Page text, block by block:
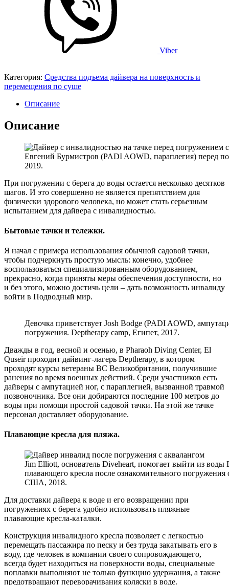
Viber
Категория: Средства подъема дайвера на поверхность и
перемещения по суше
Описание
Описание
Евгений Бурмистров (PADI AOWD, параплегия) перед
2019.
При погружении с берега до воды остается несколько десятков
шагов. И это совершенно не является препятствием для
физически здорового человека, но может стать серьезным
испытанием для дайвера с инвалидностью.
Бытовые тачки и тележки.
Я начал с примера использования обычной садовой тачки,
чтобы подчеркнуть простую мысль: конечно, удобнее
воспользоваться специализированным оборудованием,
прекрасно, когда приняты меры обеспечения доступности, но
и без этого, можно достичь цели – дать возможность инвалиду
войти в Подводный мир.
Девочка приветствует Josh Bodge (PADI AOWD,
погружения. Deptherapy camp, Египет, 2017.
Дважды в год, весной и осенью, в Pharaoh Diving Center, El
Quseir проходит дайвинг-лагерь Deptherapy, в котором
проходят курсы ветераны ВС Великобритании, получившие
ранения во время военных действий. Среди участников есть
дайверы с ампутацией ног, с параплегией, вызванной травмой
позвоночника. Все они добираются последние 100 метров до
воды при помощи простой садовой тачки. На этой же тачке
персонал доставляет оборудование.
Плавающие кресла для пляжа.
Jim Elliott, основатель Diveheart, помогает выйти из
плавающего кресла после ознакомительного
США, 2018.
Для доставки дайвера к воде и его возвращении при
погружениях с берега удобно использовать пляжные
плавающие кресла-каталки.
Конструкция инвалидного кресла позволяет с легкостью
перемещать пассажира по песку и без труда закатывать его в
воду, где человек в компании своего сопровождающего,
всегда будет находиться на поверхности воды, специальные
поплавки выполняют не только функцию удержания, а также
предотвращают переворачивания коляски в воде.